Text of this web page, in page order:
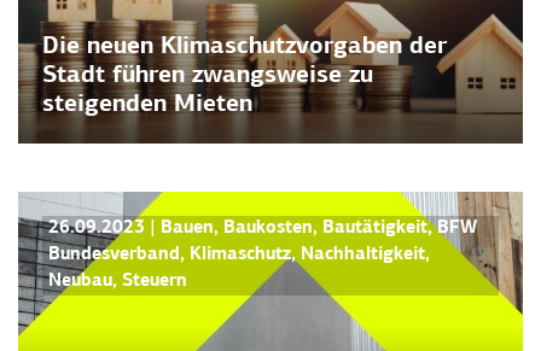
Die neuen Klimaschutzvorgaben der
Stadt führen zwangsweise zu
steigenden Mieten
PRESSEMITTEILUNGEN
26.09.2023 Bauen, Baukosten, Bautätigkeit,BFW
Bundesverband, Klimaschutz, Nachhaltigkeit,
Neubau, Steuern